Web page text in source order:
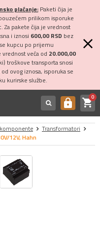
plaćanje:Paketi čija je
prilikom isporuke
Za pakete čija je vrednost
i iznosi 600,00 RSD bez
kupcu po prijemu
veća od 20.000,00
troškove transporta snosi
ovog iznosa, isporuka se
kurirske službe.
https shopping_cart0
Transformatori
12V, Hahn